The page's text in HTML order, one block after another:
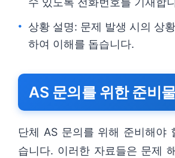
상황 설명: 문제 발생 시의 상
하여 이해를 돕습니다.
AS 문의를 위한 준비
단체 AS 문의를 위해 준비해야
습니다. 이러한 자료들은 문제